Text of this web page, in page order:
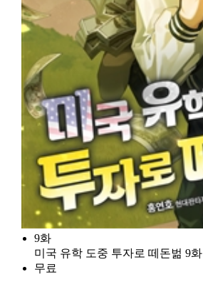
9화
미국 유학 도중 투자로 떼돈벎 9화
무료